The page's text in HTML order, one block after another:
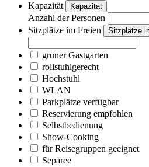
Kapazität Kapazität
Anzahl der Personen
Sitzplätze im Freien
Sitzplätze
grüner Gastgarten
rollstuhlgerecht
Hochstuhl
WLAN
Parkplätze verfügbar
Reservierung empfohlen
Selbstbedienung
Show-Cooking
für Reisegruppen geeignet
Separee